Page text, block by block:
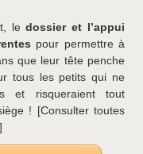
ledossier et l’appui
pour permettre à
que leur tête penche
tous les petits qui ne
et risqueraient tout
! [Consulter toutes